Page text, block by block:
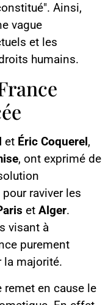
Ainsi,
vague
et les
humains.
et Éric Coquerel,
, ont exprimé de
raviver les
et Alger.
visant à
purement
la majorité.
remet en cause le